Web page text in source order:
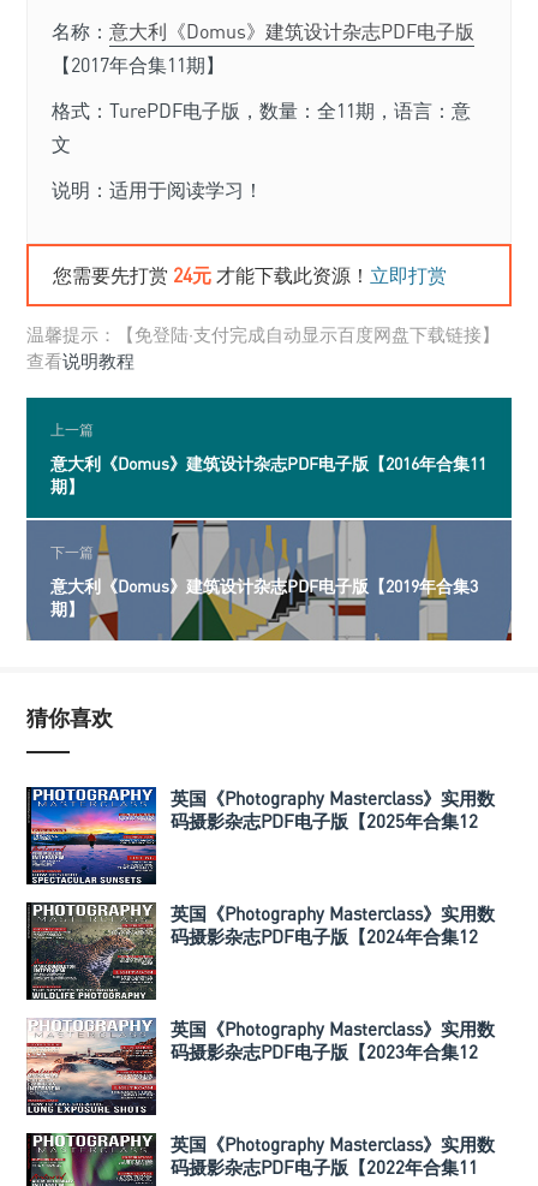
名称： 意大利《Domus》建筑设计杂志PDF电子版
【2017年合集11期】
格式：TurePDF电子版，数量：全11期，语言：意
文
说明：适用于阅读学习！
您需要先打赏 24元 才能下载此资源！ 立即打赏
温馨提示：【免登陆·支付完成自动显示百度网盘下载链接】
查看说明教程
上一篇
意大利《Domus》建筑设计杂志PDF电子版【2016年合集11
期】
下一篇
意大利《Domus》建筑设计杂志PDF电子版【2019年合集3
期】
猜你喜欢
英国《Photography Masterclass》实用数
码摄影杂志PDF电子版【2025年合集12
英国《Photography Masterclass》实用数
码摄影杂志PDF电子版【2024年合集12
英国《Photography Masterclass》实用数
码摄影杂志PDF电子版【2023年合集12
英国《Photography Masterclass》实用数
码摄影杂志PDF电子版【2022年合集11